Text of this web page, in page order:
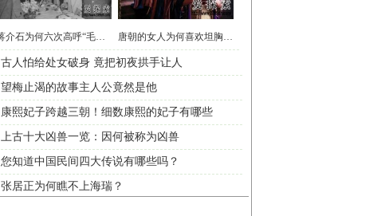
蒋介石为何六次高呼“毛主席万岁”？原因竟是这个 唐朝的女人为何喜欢坦胸露乳？
古人怕给处女破身 竟把初夜拱手让人
望梅止渴的故事主人公竟然是他
康熙妃子跨越三朝！细数康熙的妃子有哪些
上古十大凶兽一览：因何被称为凶兽
您知道中国民间四大传说有哪些吗？
张居正为何瞧不上海瑞？